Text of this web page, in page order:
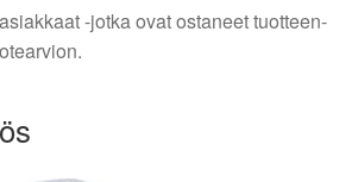
-jotka ovat ostaneet tuotteen-